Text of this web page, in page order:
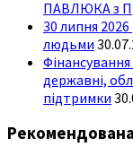
ПАВЛЮКА з
30 липня 2026
людьми
Фінансування
державні,
підтримки